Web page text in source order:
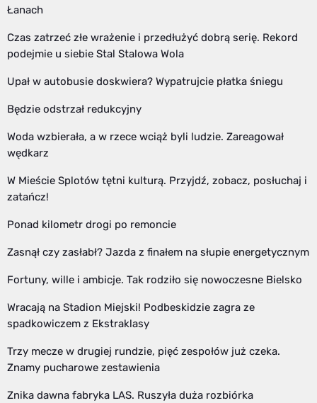
Łanach
Czas zatrzeć złe wrażenie i przedłużyć dobrą serię. Rekord
podejmie u siebie Stal Stalowa Wola
Upał w autobusie doskwiera? Wypatrujcie płatka śniegu
Będzie odstrzał redukcyjny
Woda wzbierała, a w rzece wciąż byli ludzie. Zareagował
wędkarz
W Mieście Splotów tętni kulturą. Przyjdź, zobacz, posłuchaj i
zatańcz!
Ponad kilometr drogi po remoncie
Zasnął czy zasłabł? Jazda z finałem na słupie energetycznym
Fortuny, wille i ambicje. Tak rodziło się nowoczesne Bielsko
Wracają na Stadion Miejski! Podbeskidzie zagra ze
spadkowiczem z Ekstraklasy
Trzy mecze w drugiej rundzie, pięć zespołów już czeka.
Znamy pucharowe zestawienia
Znika dawna fabryka LAS. Ruszyła duża rozbiórka